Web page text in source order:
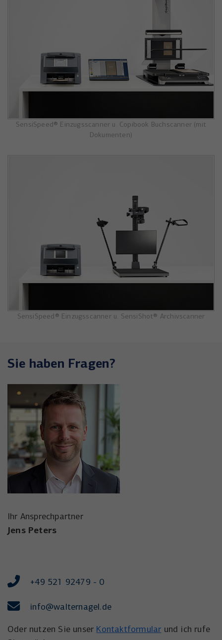
SensiSpeed® Einzugsscanner u. Copibook Buchscanner (mit
Dokumenten)
SensiSpeed® Einzugsscanner u. SensiShot® Archivscanner
Sie haben Fragen?
Ihr Ansprechpartner
Jens Peters
+49 521 92479 - 0
info@walternagel.de
Oder nutzen Sie unser Kontaktformular und ich rufe